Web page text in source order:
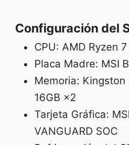
Configuración del
CPU: AMD Ryzen
Placa Madre: MSI
Memoria: Kingston
16GB ×2
Tarjeta Gráfica:
VANGUARD SOC